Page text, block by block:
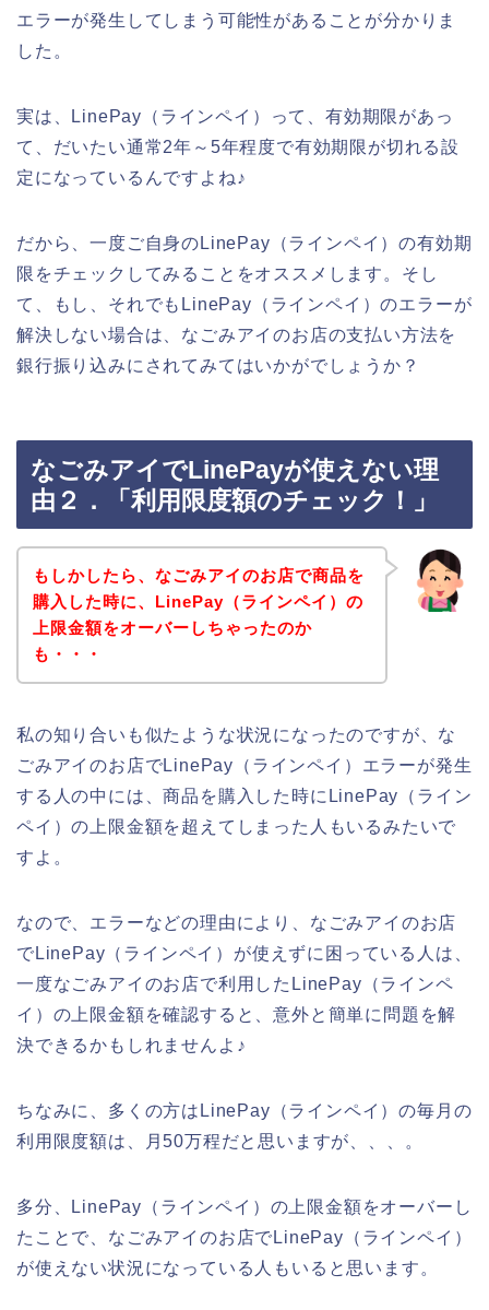
エラーが発生してしまう可能性があることが分かりま
した。
実は、LinePay（ラインペイ）って、有効期限があっ
て、だいたい通常2年～5年程度で有効期限が切れる設
定になっているんですよね♪
だから、一度ご自身のLinePay（ラインペイ）の有効期
限をチェックしてみることをオススメします。そし
て、もし、それでもLinePay（ラインペイ）のエラーが
解決しない場合は、なごみアイのお店の支払い方法を
銀行振り込みにされてみてはいかがでしょうか？
なごみアイでLinePayが使えない理
由２．「利用限度額のチェック！」
もしかしたら、なごみアイのお店で商品を
購入した時に、LinePay（ラインペイ）の
上限金額をオーバーしちゃったのか
も・・・
私の知り合いも似たような状況になったのですが、な
ごみアイのお店でLinePay（ラインペイ）エラーが発生
する人の中には、商品を購入した時にLinePay（ライン
ペイ）の上限金額を超えてしまった人もいるみたいで
すよ。
なので、エラーなどの理由により、なごみアイのお店
でLinePay（ラインペイ）が使えずに困っている人は、
一度なごみアイのお店で利用したLinePay（ラインペ
イ）の上限金額を確認すると、意外と簡単に問題を解
決できるかもしれませんよ♪
ちなみに、多くの方はLinePay（ラインペイ）の毎月の
利用限度額は、月50万程だと思いますが、、、。
多分、LinePay（ラインペイ）の上限金額をオーバーし
たことで、なごみアイのお店でLinePay（ラインペイ）
が使えない状況になっている人もいると思います。